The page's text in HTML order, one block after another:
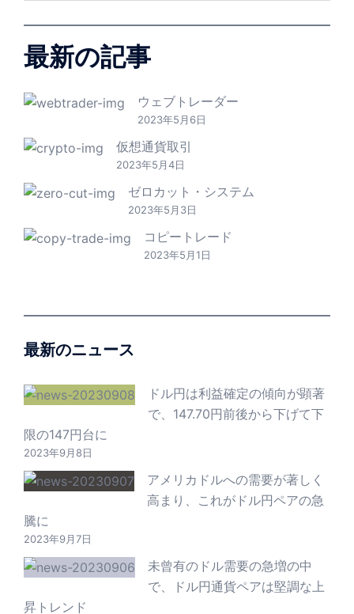
最新の記事
ウェブトレーダー
2023年5月6日
仮想通貨取引
2023年5月4日
ゼロカット・システム
2023年5月3日
コピートレード
2023年5月1日
最新のニュース
ドル円は利益確定の傾向が顕著
で、147.70円前後から下げて下
限の147円台に
2023年9月8日
アメリカドルへの需要が著しく
高まり、これがドル円ペアの急
騰に
2023年9月7日
未曾有のドル需要の急増の中
で、ドル円通貨ペアは堅調な上
昇トレンド